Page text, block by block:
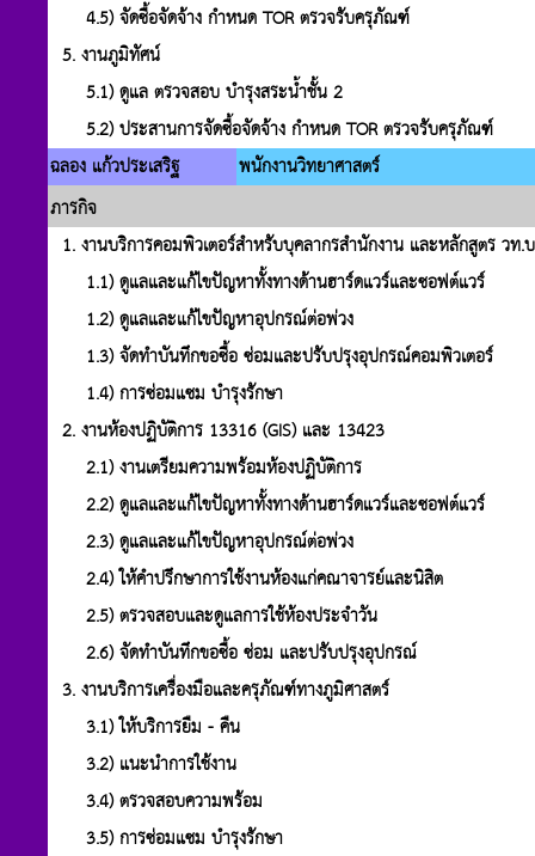
4.5) จัดซื้อจัดจ้าง กำหนด TOR ตรวจรับครุภัณฑ์
5. งานภูมิทัศน์
5.1) ดูแล ตรวจสอบ บำรุงสระน้ำชั้น 2
5.2) ประสานการจัดซื้อจัดจ้าง กำหนด TOR ตรวจรับครุภัณฑ์
ฉลอง แก้วประเสริฐ
พนักงานวิทยาศาสตร์
ภารกิจ
1. งานบริการคอมพิวเตอร์สำหรับบุคลากรสำนักงาน และหลักสูตร วท.
1.1) ดูแลและแก้ไขปัญหาทั้งทางด้านฮาร์ดแวร์และซอฟต์แวร์
1.2) ดูแลและแก้ไขปัญหาอุปกรณ์ต่อพ่วง
1.3) จัดทำบันทึกขอซื้อ ซ่อมและปรับปรุงอุปกรณ์คอมพิวเตอร์
1.4) การซ่อมแซม บำรุงรักษา
2. งานห้องปฏิบัติการ 13316 (GIS) และ 13423
2.1) งานเตรียมความพร้อมห้องปฏิบัติการ
2.2) ดูแลและแก้ไขปัญหาทั้งทางด้านฮาร์ดแวร์และซอฟต์แวร์
2.3) ดูแลและแก้ไขปัญหาอุปกรณ์ต่อพ่วง
2.4) ให้คำปรึกษาการใช้งานห้องแก่คณาจารย์และนิสิต
2.5) ตรวจสอบและดูแลการใช้ห้องประจำวัน
2.6) จัดทำบันทึกขอซื้อ ซ่อม และปรับปรุงอุปกรณ์
3. งานบริการเครื่องมือและครุภัณฑ์ทางภูมิศาสตร์
3.1) ให้บริการยืม - คืน
3.2) แนะนำการใช้งาน
3.4) ตรวจสอบความพร้อม
3.5) การซ่อมแซม บำรุงรักษา